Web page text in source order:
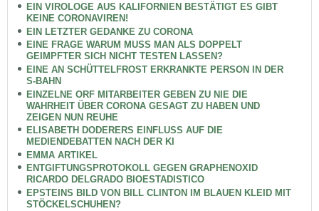
EIN VIROLOGE AUS KALIFORNIEN BESTÄTIGT ES GIBT
KEINE CORONAVIREN!
EIN LETZTER GEDANKE ZU CORONA
EINE FRAGE WARUM MUSS MAN ALS DOPPELT
GEIMPFTER SICH NICHT TESTEN LASSEN?
EINE AN SCHÜTTELFROST ERKRANKTE PERSON IN DER
S-BAHN
EINZELNE ORF MITARBEITER GEBEN ZU NIE DIE
WAHRHEIT ÜBER CORONA GESAGT ZU HABEN UND
ZEIGEN NUN REUHE
ELISABETH DODERERS EINFLUSS AUF DIE
MEDIENDEBATTEN NACH DER KI
EMMA ARTIKEL
ENTGIFTUNGSPROTOKOLL GEGEN GRAPHENOXID
RICARDO DELGRADO BIOESTADISTICO
EPSTEINS BILD VON BILL CLINTON IM BLAUEN KLEID MIT
STÖCKELSCHUHEN?